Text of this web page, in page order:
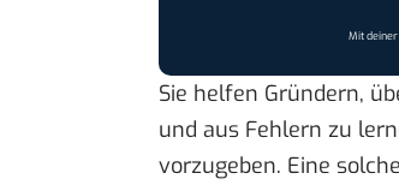
Mit
Sie helfen Gründern,
und aus Fehlern zu
vorzugeben. Eine